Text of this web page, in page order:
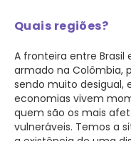
Quais regiões?
A fronteira entre Brasil
armado na Colômbia,
sendo muito desigual,
economias vivem
quem são os mais
vulneráveis. Temos a